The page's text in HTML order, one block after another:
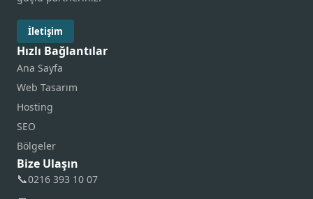
İletişim
Hızlı Bağlantılar
Ana Sayfa
Web Tasarım
Hosting
SEO
Bölgeler
Bize Ulaşın
📞0216 393 10 07